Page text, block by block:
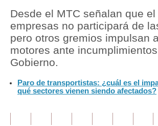
Política
Tu Dinero
Finanzas Personales
Inmobiliarias
Desde el MTC señalan que el
empresas no participará de
pero otros gremios impulsan
motores ante
Gobierno.
Paro de transportistas: ¿cuál es el
qué sectores vienen siendo afectados?